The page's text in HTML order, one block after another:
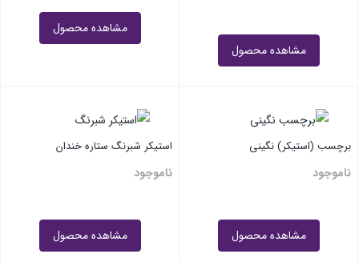
مشاهده محصول
مشاهده محصول
برچسب (استیکر) نگینی
ناموجود
مشاهده محصول
استیکر شبرنگ ستاره خندان
ناموجود
مشاهده محصول